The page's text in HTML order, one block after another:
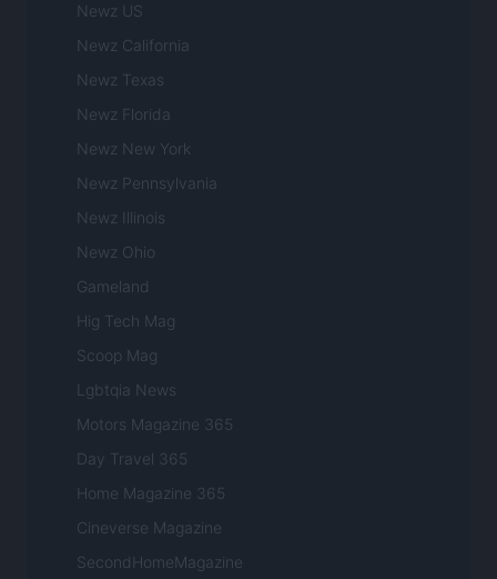
Newz US
Newz California
Newz Texas
Newz Florida
Newz New York
Newz Pennsylvania
Newz Illinois
Newz Ohio
Gameland
Hig Tech Mag
Scoop Mag
Lgbtqia News
Motors Magazine 365
Day Travel 365
Home Magazine 365
Cineverse Magazine
SecondHomeMagazine